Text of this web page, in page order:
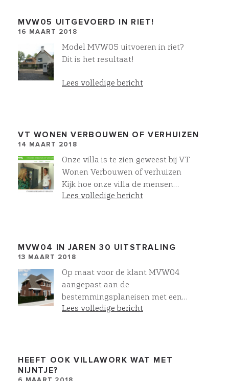
MVW05 UITGEVOERD IN RIET!
16 MAART 2018
Model MVW05 uitvoeren in riet?
Dit is het resultaat!
Lees volledige bericht
VT WONEN VERBOUWEN OF VERHUIZEN
14 MAART 2018
Onze villa is te zien geweest bij VT
Wonen Verbouwen of verhuizen
Kijk hoe onze villa de mensen
raakt!
Lees volledige bericht
MVW04 IN JAREN 30 UITSTRALING
13 MAART 2018
Op maat voor de klant MVW04
aangepast aan de
bestemmingsplaneisen met een
jaren 30 Herenhuis uitstraling. In
Lees volledige bericht
HEEFT OOK VILLAWORK WAT MET
NIJNTJE?